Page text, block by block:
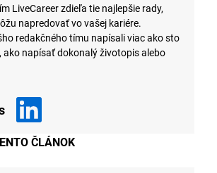
LiveCareer zdieľa tie najlepšie rady,
napredovať vo vašej kariére.
redakčného tímu napísali viac ako sto
ako napísať dokonalý životopis alebo
ČLÁNOK